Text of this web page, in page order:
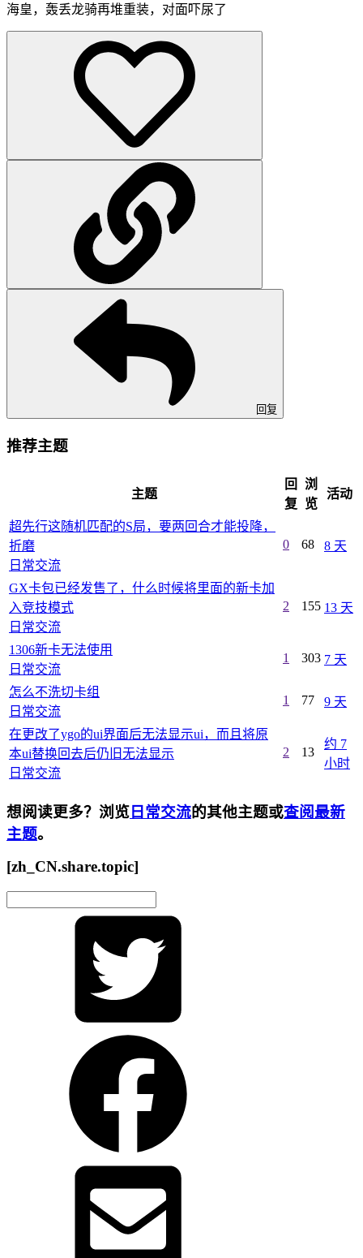
海皇，轰丢龙骑再堆重装，对面吓尿了
回复
推荐主题
主题
回
复
浏
览
活动
超先行这随机匹配的S局，要两回合才能投降，
折磨
日常交流
0 68 8 天
GX卡包已经发售了，什么时候将里面的新卡加
入竞技模式
日常交流
2 155 13 天
1306新卡无法使用
日常交流
1 303 7 天
怎么不洗切卡组
日常交流
1 77 9 天
在更改了ygo的ui界面后无法显示ui，而且将原
本ui替换回去后仍旧无法显示
日常交流
2 13
约 7
小时
想阅读更多？浏览 日常交流的其他主题或查阅最新
主题。
[zh_CN.share.topic]